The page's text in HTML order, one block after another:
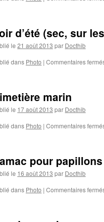
d’été (sec, sur
le 21 août 2013 par Docthib
dans Photo | Commentaires
marin
le 17 août 2013 par Docthib
dans Photo | Commentaires
pour papillons
le 16 août 2013 par Docthib
dans Photo | Commentaires